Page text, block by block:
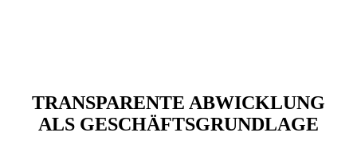
TRANSPARENTE ABWICKLUNG
ALS GESCHÄFTSGRUNDLAGE